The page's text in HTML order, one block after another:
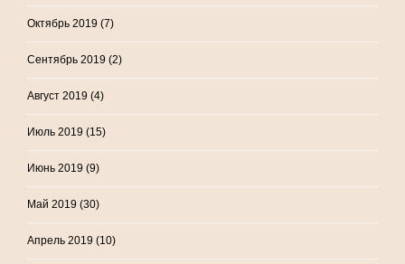
Октябрь 2019 (7)
Сентябрь 2019 (2)
Август 2019 (4)
Июль 2019 (15)
Июнь 2019 (9)
Май 2019 (30)
Апрель 2019 (10)